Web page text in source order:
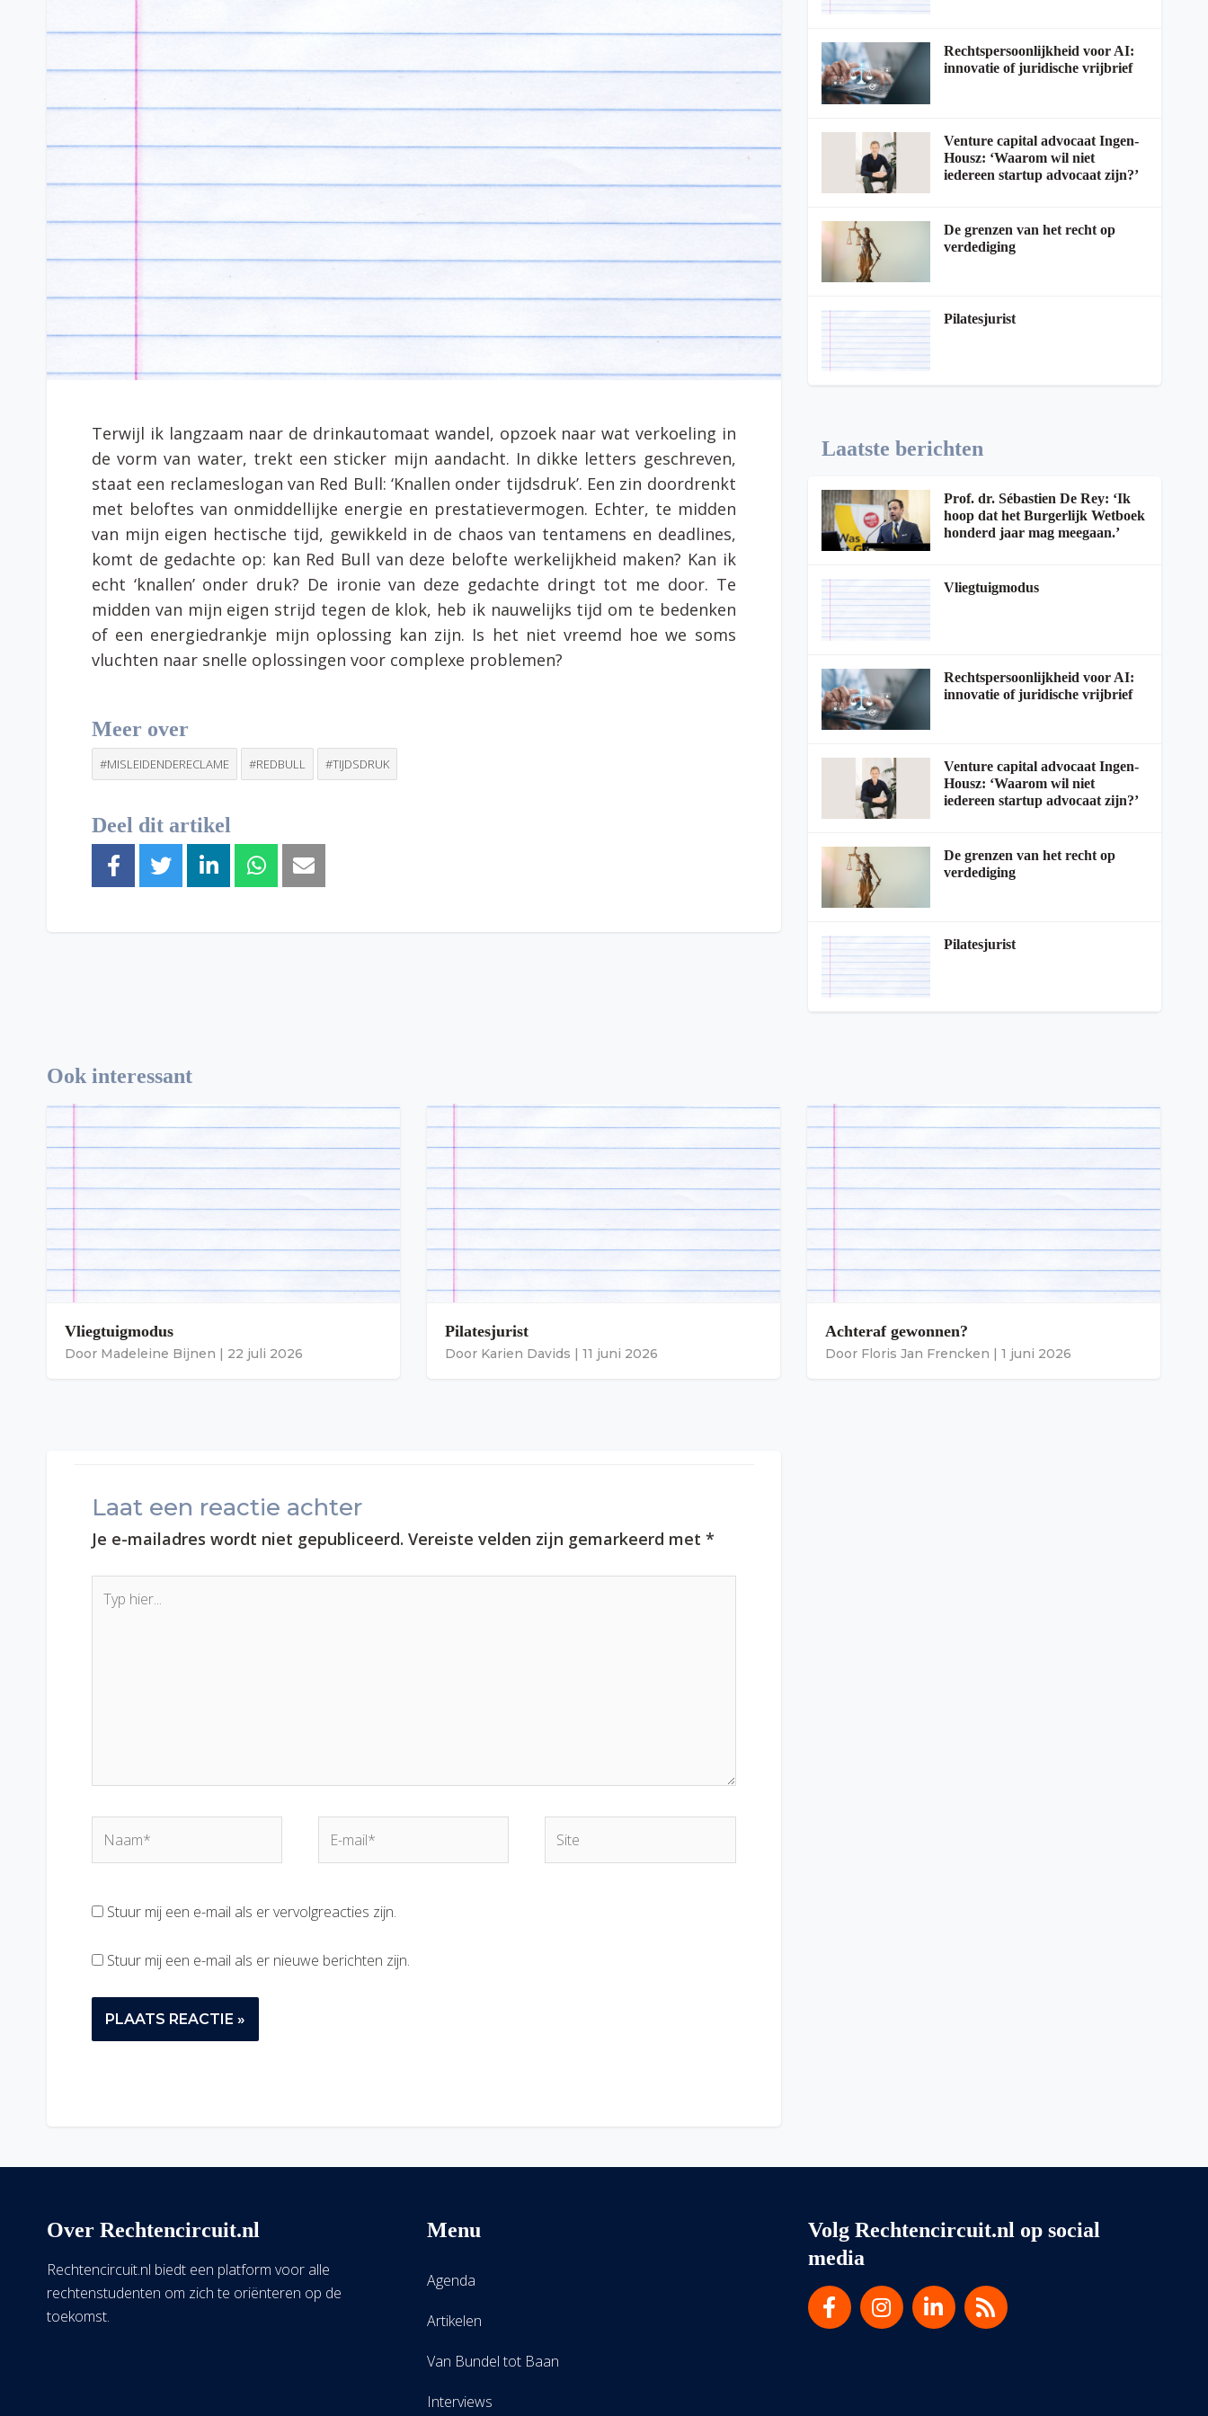
Terwijl ik langzaam naar de drinkautomaat wandel, opzoek naar wat verkoeling in
de vorm van water, trekt een sticker mijn aandacht. In dikke letters geschreven,
staat een reclameslogan van Red Bull: ‘Knallen onder tijdsdruk’. Een zin doordrenkt
met beloftes van onmiddellijke energie en prestatievermogen. Echter, te midden
van mijn eigen hectische tijd, gewikkeld in de chaos van tentamens en deadlines,
komt de gedachte op: kan Red Bull van deze belofte werkelijkheid maken? Kan ik
echt ‘knallen’ onder druk? De ironie van deze gedachte dringt tot me door. Te
midden van mijn eigen strijd tegen de klok, heb ik nauwelijks tijd om te bedenken
of een energiedrankje mijn oplossing kan zijn. Is het niet vreemd hoe we soms
vluchten naar snelle oplossingen voor complexe problemen?
Meer over
#MISLEIDENDERECLAME #REDBULL #TIJDSDRUK
Deel dit artikel
Rechtspersoonlijkheid voor AI:
innovatie of juridische vrijbrief
Venture capital advocaat Ingen-
Housz: ‘Waarom wil niet
iedereen startup advocaat zijn?’
De grenzen van het recht op
verdediging
Pilatesjurist
Laatste berichten
Prof. dr. Sébastien De Rey: ‘Ik
hoop dat het Burgerlijk Wetboek
honderd jaar mag meegaan.’
Vliegtuigmodus
Rechtspersoonlijkheid voor AI:
innovatie of juridische vrijbrief
Venture capital advocaat Ingen-
Housz: ‘Waarom wil niet
iedereen startup advocaat zijn?’
De grenzen van het recht op
verdediging
Pilatesjurist
Ook interessant
Vliegtuigmodus
Door Madeleine Bijnen | 22 juli 2026
Pilatesjurist
Door Karien Davids | 11 juni 2026
Achteraf gewonnen?
Door Floris Jan Frencken | 1 juni 2026
Laat een reactie achter
Je e-mailadres wordt niet gepubliceerd. Vereiste velden zijn gemarkeerd met *
hier...
mail*
Stuur mij een e-mail als er vervolgreacties zijn.
Stuur mij een e-mail als er nieuwe berichten zijn.
Over Rechtencircuit.nl
Rechtencircuit.nl biedt een platform voor alle
rechtenstudenten om zich te oriënteren op de
toekomst.
Menu
Agenda
Artikelen
Van Bundel tot Baan
Interviews
Volg Rechtencircuit.nl op social
media